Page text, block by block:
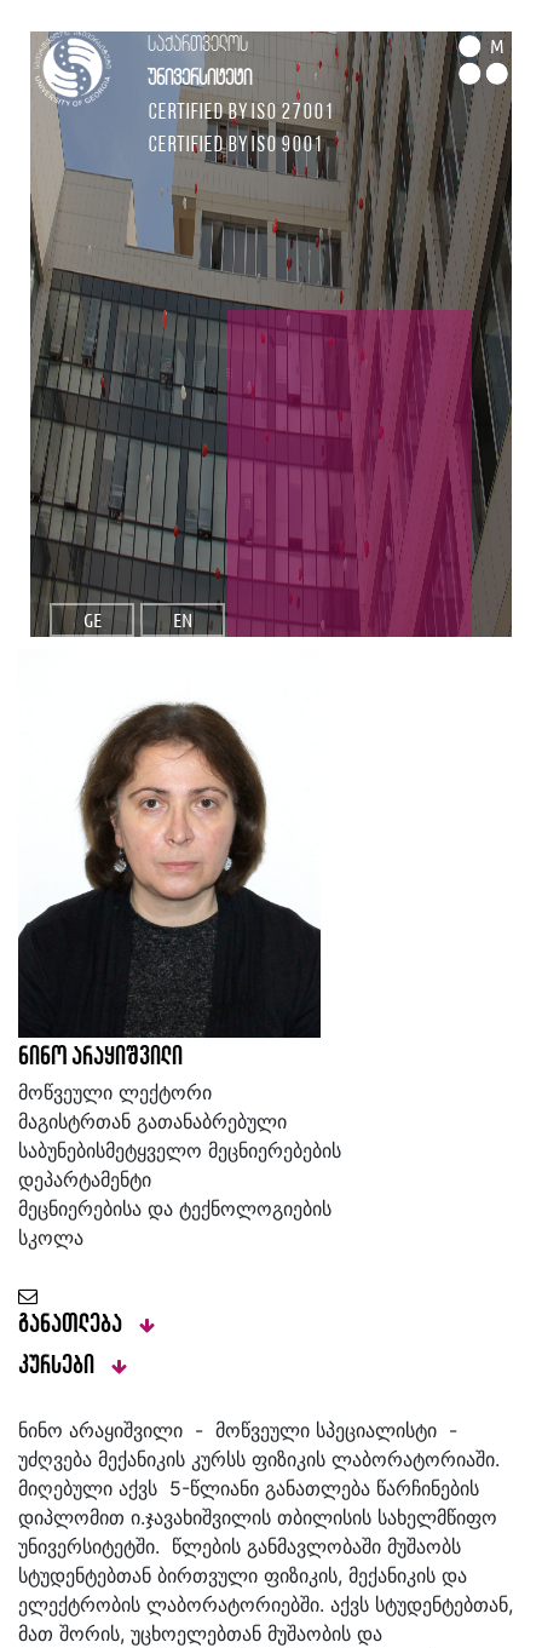
საქართველოს
უნივერსიტეტი
Certified by ISO 27001
Certified by ISO 9001
M
GE EN
ნინო არაყიშვილი
მოწვეული ლექტორი
მაგისტრთან გათანაბრებული
საბუნებისმეტყველო მეცნიერებების
დეპარტამენტი
მეცნიერებისა და ტექნოლოგიების
სკოლა
განათლება
კურსები
ნინო არაყიშვილი - მოწვეული სპეციალისტი -
უძღვება მექანიკის კურსს ფიზიკის ლაბორატორიაში.
მიღებული აქვს 5-წლიანი განათლება წარჩინების
დიპლომით ი.ჯავახიშვილის თბილისის სახელმწიფო
უნივერსიტეტში. წლების განმავლობაში მუშაობს
სტუდენტებთან ბირთვული ფიზიკის, მექანიკის და
ელექტრობის ლაბორატორიებში. აქვს სტუდენტებთან,
მათ შორის, უცხოელებთან მუშაობის და